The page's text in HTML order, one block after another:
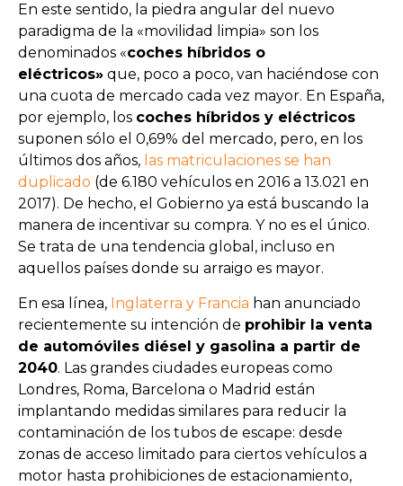
En este sentido, la piedra angular del nuevo
paradigma de la «movilidad limpia» son los
denominados «coches híbridos o
eléctricos» que, poco a poco, van haciéndose con
una cuota de mercado cada vez mayor. En España,
por ejemplo, los coches híbridos y eléctricos
suponen sólo el 0,69% del mercado, pero, en los
últimos dos años, las matriculaciones se han
duplicado (de 6.180 vehículos en 2016 a 13.021 en
2017). De hecho, el Gobierno ya está buscando la
manera de incentivar su compra. Y no es el único.
Se trata de una tendencia global, incluso en
aquellos países donde su arraigo es mayor.
En esa línea, Inglaterra y Francia han anunciado
recientemente su intención de prohibir la venta
de automóviles diésel y gasolina a partir de
2040. Las grandes ciudades europeas como
Londres, Roma, Barcelona o Madrid están
implantando medidas similares para reducir la
contaminación de los tubos de escape: desde
zonas de acceso limitado para ciertos vehículos a
motor hasta prohibiciones de estacionamiento,